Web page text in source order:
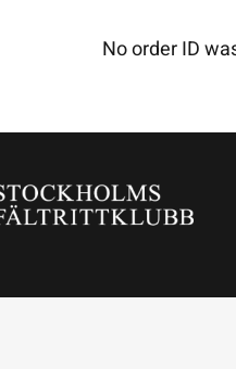
No order ID